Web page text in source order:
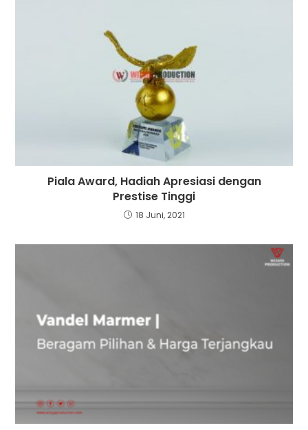
Piala Award, Hadiah Apresiasi dengan
Prestise Tinggi
18 Juni, 2021